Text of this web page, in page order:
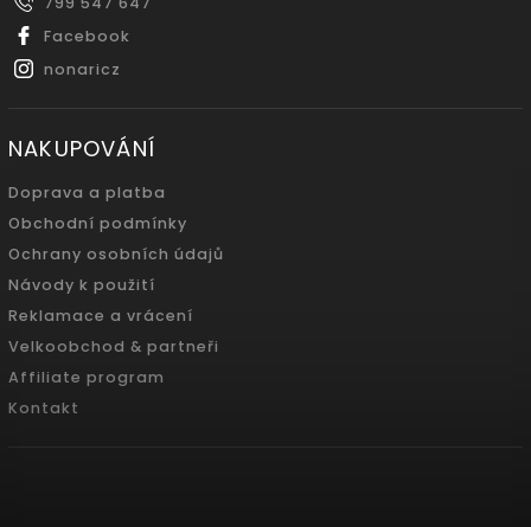
Facebook
nonaricz
NAKUPOVÁNÍ
Doprava a platba
Obchodní podmínky
Ochrany osobních údajů
Návody k použití
Reklamace a vrácení
Velkoobchod & partneři
Affiliate program
Kontakt